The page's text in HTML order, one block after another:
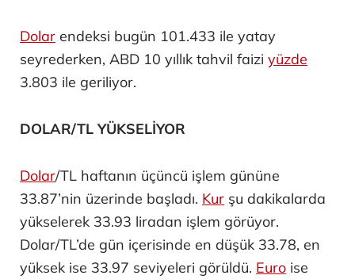
Dolar endeksi bugün 101.433 ile yatay
seyrederken, ABD 10 yıllık tahvil faizi yüzde
3.803 ile geriliyor.
DOLAR/TL YÜKSELİYOR
Dolar/TL haftanın üçüncü işlem gününe
33.87’nin üzerinde başladı. Kur şu dakikalarda
yükselerek 33.93 liradan işlem görüyor.
Dolar/TL’de gün içerisinde en düşük 33.78, en
yüksek ise 33.97 seviyeleri görüldü. Euro ise